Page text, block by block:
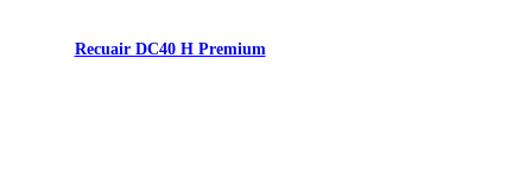
Recuair DC40 H Premium